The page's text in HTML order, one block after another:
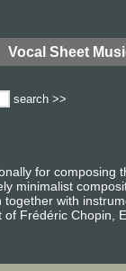
Vocal Sheet
search >>
for composing
minimalist
with
Frédéric Chopin,